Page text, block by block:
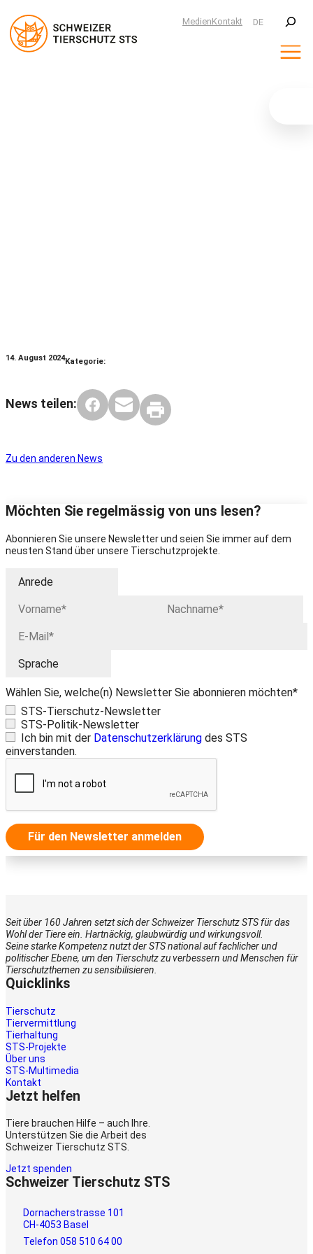
MedienKontakt DE
Suchen
14. August 2024Kategorie:
News teilen:
Zu den anderen News
Möchten Sie regelmässig von uns lesen?
Abonnieren Sie unsere Newsletter und seien Sie immer auf dem
neusten Stand über unsere Tierschutzprojekte.
Wählen Sie, welche(n) Newsletter Sie abonnieren möchten*
STS-Tierschutz-Newsletter
STS-Politik-Newsletter
Ich bin mit der Datenschutzerklärung des STS
einverstanden.
Für den Newsletter anmelden
Seit über 160 Jahren setzt sich der Schweizer Tierschutz STS für das
Wohl der Tiere ein. Hartnäckig, glaubwürdig und wirkungsvoll.
Seine starke Kompetenz nutzt der STS national auf fachlicher und
politischer Ebene, um den Tierschutz zu verbessern und Menschen für
Tierschutzthemen zu sensibilisieren.
Quicklinks
Tierschutz
Tiervermittlung
Tierhaltung
STS-Projekte
Über uns
STS-Multimedia
Kontakt
Jetzt helfen
Tiere brauchen Hilfe – auch Ihre.
Unterstützen Sie die Arbeit des
Schweizer Tierschutz STS.
Jetzt spenden
Schweizer Tierschutz STS
Dornacherstrasse 101
CH-4053 Basel
Telefon 058 510 64 00